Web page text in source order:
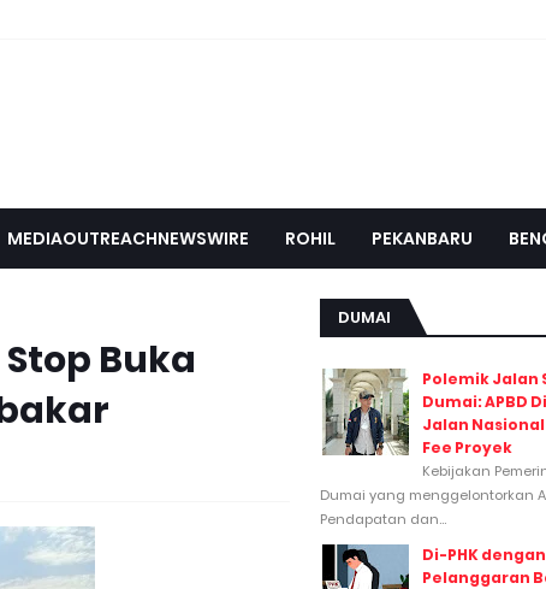
MEDIAOUTREACHNEWSWIRE ROHIL PEKANBARU
Buka
DUMAI
Polemik Jalan
Dumai: APBD
Jalan
Fee Proyek
Kebijakan
Dumai yang menggelontorkan
Pendapatan dan...
Di-PHK
Pelanggaran